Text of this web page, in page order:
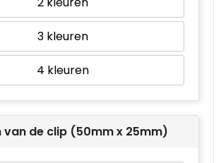
3
4
van de clip (50mm x 25mm)